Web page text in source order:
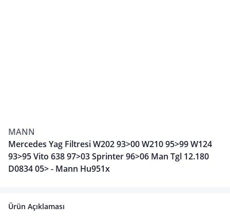
MANN
Mercedes Yag Filtresi W202 93>00 W210 95>99 W124
93>95 Vito 638 97>03 Sprinter 96>06 Man Tgl 12.180
D0834 05> - Mann Hu951x
Ürün Açıklaması